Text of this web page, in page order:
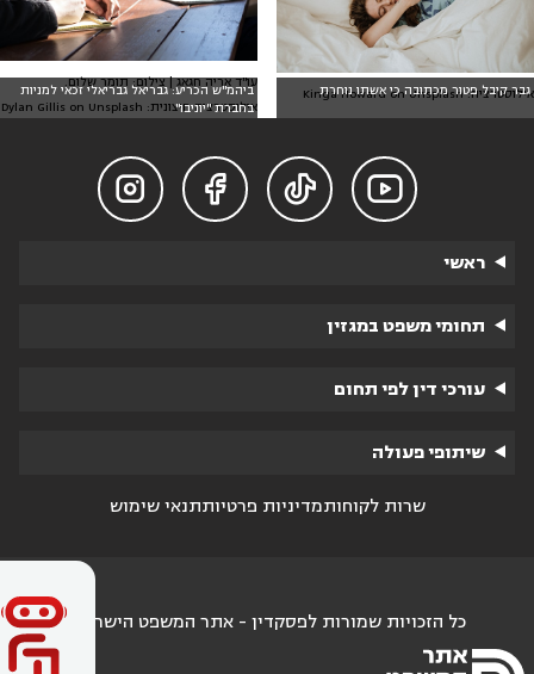
גבר קיבל פטור מכתובה כי אשתו נוחרת
אילוסטרציה: Kinga Howard on Unsplash
ביהמ"ש הכריע: גבריאל גבריאלי זכאי למניות
בחברת "יוניבו"
עו"ד אריה חגאג | צילום: תומר שלום.
אילוסטרציה חיצונית: Dylan Gillis on Unsplash




ראשי
תחומי משפט במגזין
עורכי דין לפי תחום
שיתופי פעולה
שרות לקוחותמדיניות פרטיותתנאי שימוש
כל הזכויות שמורות לפסקדין - אתר המשפט הישראלי